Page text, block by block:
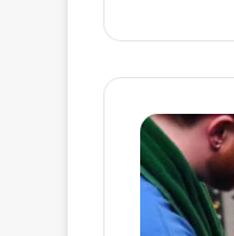
J
i
m